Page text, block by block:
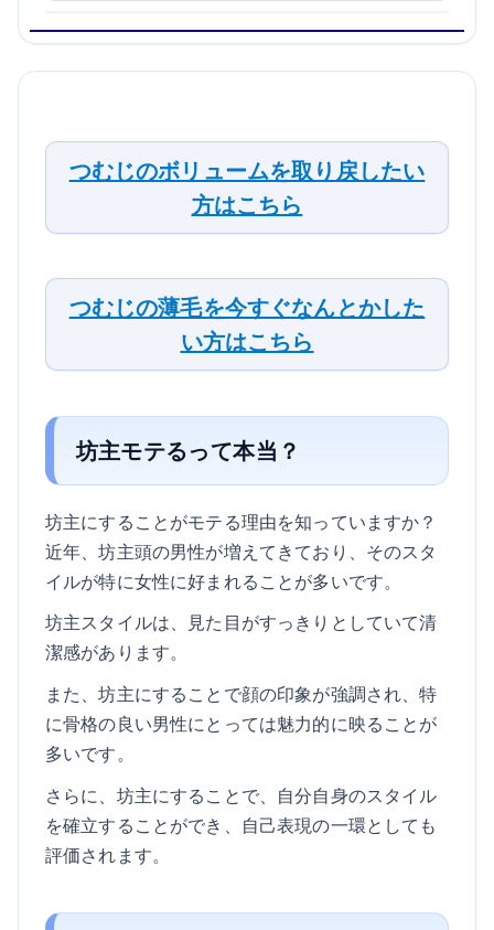
つむじのボリュームを取り戻したい
方はこちら
つむじの薄毛を今すぐなんとかした
い方はこちら
坊主モテるって本当？
坊主にすることがモテる理由を知っていますか？
近年、坊主頭の男性が増えてきており、そのスタ
イルが特に女性に好まれることが多いです。
坊主スタイルは、見た目がすっきりとしていて清
潔感があります。
また、坊主にすることで顔の印象が強調され、特
に骨格の良い男性にとっては魅力的に映ることが
多いです。
さらに、坊主にすることで、自分自身のスタイル
を確立することができ、自己表現の一環としても
評価されます。